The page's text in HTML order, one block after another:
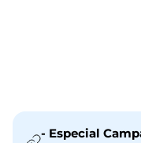
- Especial